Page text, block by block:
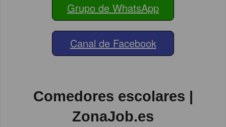
Grupo de WhatsApp
Canal de Facebook
Comedores escolares |
ZonaJob.es